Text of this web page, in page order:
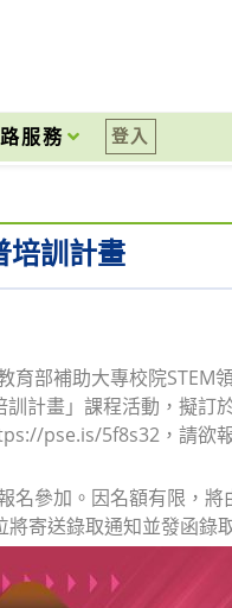
服務 登入
培訓計畫
部補助大專校院STEM
計畫」課程活動，擬訂
pse.is/5f8s32，請欲
名參加。因名額有限，
寄送錄取通知並發函錄